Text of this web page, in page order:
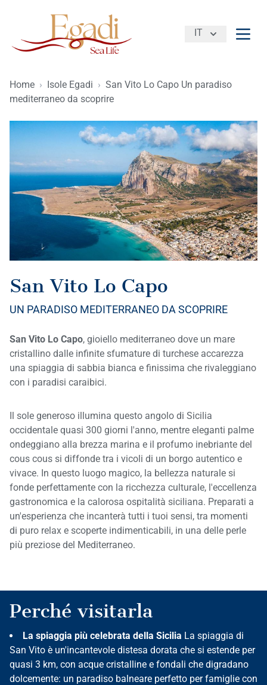
IT
Apri
Home › Isole Egadi › San Vito Lo Capo Un paradiso
mediterraneo da scoprire
San Vito Lo Capo
UN PARADISO MEDITERRANEO DA SCOPRIRE
San Vito Lo Capo, gioiello mediterraneo dove un mare
cristallino dalle infinite sfumature di turchese accarezza
una spiaggia di sabbia bianca e finissima che rivaleggiano
con i paradisi caraibici.
Il sole generoso illumina questo angolo di Sicilia
occidentale quasi 300 giorni l'anno, mentre eleganti palme
ondeggiano alla brezza marina e il profumo inebriante del
cous cous si diffonde tra i vicoli di un borgo autentico e
vivace. In questo luogo magico, la bellezza naturale si
fonde perfettamente con la ricchezza culturale, l'eccellenza
gastronomica e la calorosa ospitalità siciliana. Preparati a
un'esperienza che incanterà tutti i tuoi sensi, tra momenti
di puro relax e scoperte indimenticabili, in una delle perle
più preziose del Mediterraneo.
Perché visitarla
La spiaggia più celebrata della Sicilia La spiaggia di
San Vito è un'incantevole distesa dorata che si estende per
quasi 3 km, con acque cristalline e fondali che digradano
dolcemente: un paradiso balneare perfetto per famiglie con